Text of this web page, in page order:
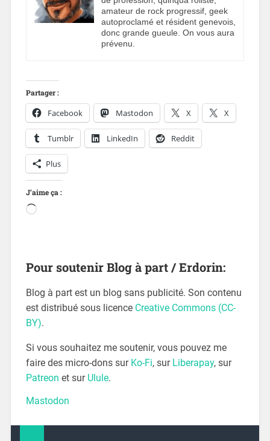
amateur de rock progressif, geek
autoproclamé et résident genevois,
donc grande gueule. On vous aura
prévenu.
Partager :
Facebook Mastodon X X
Tumblr LinkedIn Reddit
Plus
J’aime ça :
Pour soutenir Blog à part / Erdorin:
Blog à part est un blog sans publicité. Son contenu
est distribué sous licence Creative Commons (CC-
BY).
Si vous souhaitez me soutenir, vous pouvez me
faire des micro-dons sur Ko-Fi, sur Liberapay, sur
Patreon et sur Ulule.
Mastodon